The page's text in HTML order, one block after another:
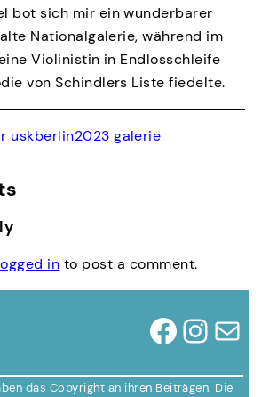
bot sich mir ein wunderbarer
Nationalgalerie, während im
Violinistin in Endlosschleife
von Schindlers Liste fiedelte.
uskberlin2023 galerie
in to post a comment.
Facebook InstagramMail
das Copyright an ihren Beiträgen. Die